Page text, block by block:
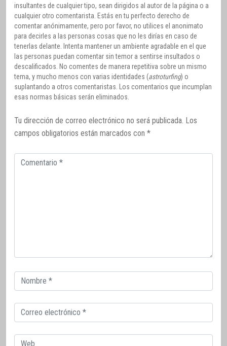
insultantes de cualquier tipo, sean dirigidos al autor de la página o a
cualquier otro comentarista. Estás en tu perfecto derecho de
comentar anónimamente, pero por favor, no utilices el anonimato
para decirles a las personas cosas que no les dirías en caso de
tenerlas delante. Intenta mantener un ambiente agradable en el que
las personas puedan comentar sin temor a sentirse insultados o
descalificados. No comentes de manera repetitiva sobre un mismo
tema, y mucho menos con varias identidades (astroturfing) o
suplantando a otros comentaristas. Los comentarios que incumplan
esas normas básicas serán eliminados.
Tu dirección de correo electrónico no será publicada. Los
campos obligatorios están marcados con *
Comentario
Correo
electrónico
Correo
electrónico
Web